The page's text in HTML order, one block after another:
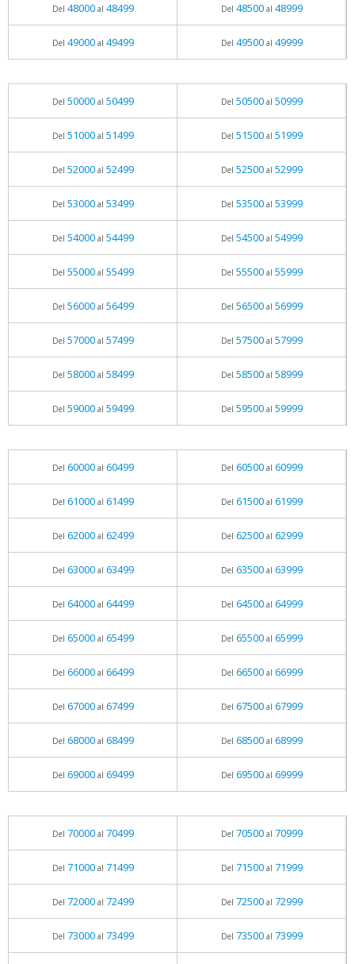
Del 48000al 48499 Del 48500al 48999
Del 49000al 49499 Del 49500al 49999
Del 50000al 50499 Del 50500al 50999
Del 51000al 51499 Del 51500al 51999
Del 52000al 52499 Del 52500al 52999
Del 53000al 53499 Del 53500al 53999
Del 54000al 54499 Del 54500al 54999
Del 55000al 55499 Del 55500al 55999
Del 56000al 56499 Del 56500al 56999
Del 57000al 57499 Del 57500al 57999
Del 58000al 58499 Del 58500al 58999
Del 59000al 59499 Del 59500al 59999
Del 60000al 60499 Del 60500al 60999
Del 61000al 61499 Del 61500al 61999
Del 62000al 62499 Del 62500al 62999
Del 63000al 63499 Del 63500al 63999
Del 64000al 64499 Del 64500al 64999
Del 65000al 65499 Del 65500al 65999
Del 66000al 66499 Del 66500al 66999
Del 67000al 67499 Del 67500al 67999
Del 68000al 68499 Del 68500al 68999
Del 69000al 69499 Del 69500al 69999
Del 70000al 70499 Del 70500al 70999
Del 71000al 71499 Del 71500al 71999
Del 72000al 72499 Del 72500al 72999
Del 73000al 73499 Del 73500al 73999